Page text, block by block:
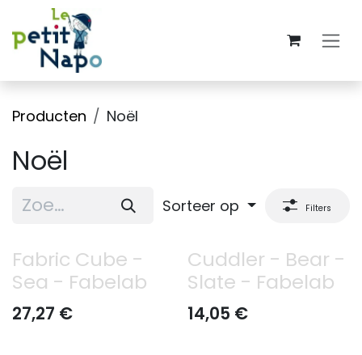
Overslaan naar inhoud
Producten Noël
Noël
Sorteer op Filters
Fabric Cube -
Sea - Fabelab
27,27 €
Cuddler - Bear -
Slate - Fabelab
14,05 €